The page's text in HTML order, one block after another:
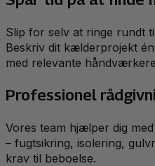
Slip for selv at ringe rundt
Beskriv dit kælderprojekt
med relevante
Professionel
Vores team hjælper dig
– fugtsikring, isolering,
krav til beboelse.